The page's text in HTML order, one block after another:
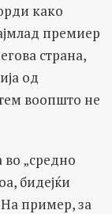
како
премиер
страна,
од
воопшто не
во „средно
бидејќи
На пример, за